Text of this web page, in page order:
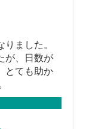
ました。
が、日数が
とても助か